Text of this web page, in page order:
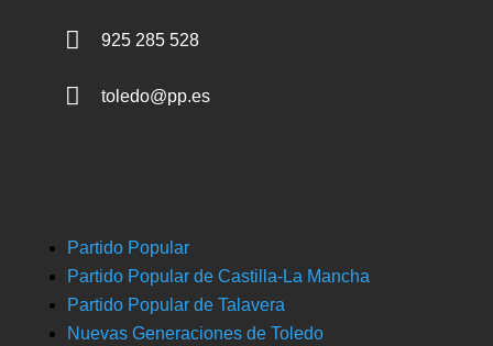
 925 285 528
 toledo@pp.es
Partido Popular
Partido Popular de Castilla-La Mancha
Partido Popular de Talavera
Nuevas Generaciones de Toledo